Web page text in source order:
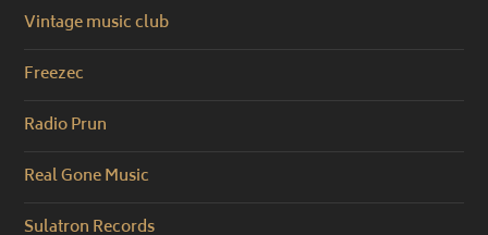
Vintage music club
Freezec
Radio Prun
Real Gone Music
Sulatron Records